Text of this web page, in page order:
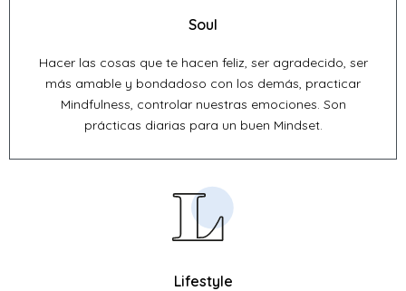
Soul
Hacer las cosas que te hacen feliz, ser agradecido, ser
más amable y bondadoso con los demás, practicar
Mindfulness, controlar nuestras emociones. Son
prácticas diarias para un buen Mindset.
Lifestyle